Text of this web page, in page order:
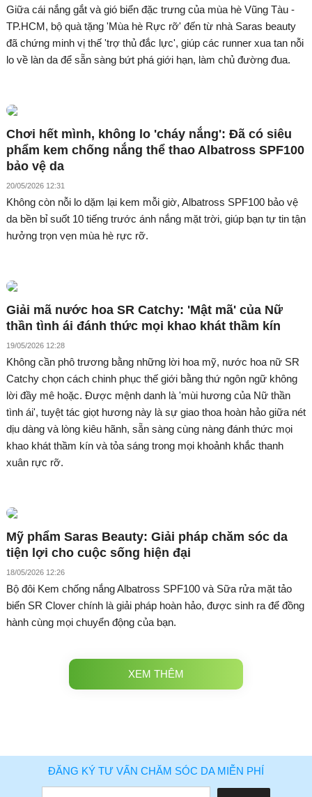
Giữa cái nắng gắt và gió biển đặc trưng của mùa hè Vũng Tàu -
TP.HCM, bộ quà tặng 'Mùa hè Rực rỡ' đến từ nhà Saras beauty
đã chứng minh vị thế 'trợ thủ đắc lực', giúp các runner xua tan nỗi
lo về làn da để sẵn sàng bứt phá giới hạn, làm chủ đường đua.
Chơi hết mình, không lo 'cháy nắng': Đã có siêu
phẩm kem chống nắng thể thao Albatross SPF100
bảo vệ da
20/05/2026 12:31
Không còn nỗi lo dặm lại kem mỗi giờ, Albatross SPF100 bảo vệ
da bền bỉ suốt 10 tiếng trước ánh nắng mặt trời, giúp bạn tự tin tận
hưởng trọn vẹn mùa hè rực rỡ.
Giải mã nước hoa SR Catchy: 'Mật mã' của Nữ
thần tình ái đánh thức mọi khao khát thầm kín
19/05/2026 12:28
Không cần phô trương bằng những lời hoa mỹ, nước hoa nữ SR
Catchy chọn cách chinh phục thế giới bằng thứ ngôn ngữ không
lời đầy mê hoặc. Được mệnh danh là 'mùi hương của Nữ thần
tình ái', tuyệt tác giọt hương này là sự giao thoa hoàn hảo giữa nét
dịu dàng và lòng kiêu hãnh, sẵn sàng cùng nàng đánh thức mọi
khao khát thầm kín và tỏa sáng trong mọi khoảnh khắc thanh
xuân rực rỡ.
Mỹ phẩm Saras Beauty: Giải pháp chăm sóc da
tiện lợi cho cuộc sống hiện đại
18/05/2026 12:26
Bộ đôi Kem chống nắng Albatross SPF100 và Sữa rửa mặt tảo
biển SR Clover chính là giải pháp hoàn hảo, được sinh ra để đồng
hành cùng mọi chuyển động của bạn.
XEM THÊM
ĐĂNG KÝ TƯ VẤN CHĂM SÓC DA MIỄN PHÍ